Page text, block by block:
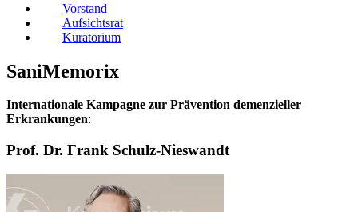
Vorstand
Aufsichtsrat
Kuratorium
SaniMemorix
Internationale Kampagne zur Prävention demenzieller
Erkrankungen:
Prof. Dr. Frank Schulz-Nieswandt